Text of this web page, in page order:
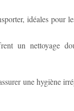
une hygiène